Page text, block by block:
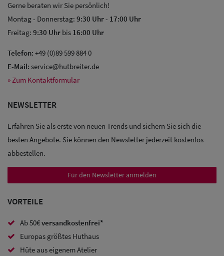
Sale: Caps
Sale:
Sale: Army
Caps
Sale: Caps
Gerne beraten wir Sie persönlich!
Montag - Donnerstag: 9:30 Uhr- 17:00 Uhr
Freitag: 9:30 Uhr bis 16:00 Uhr
Telefon: +49 (0)89 599 884 0
E-Mail: service@hutbreiter.de
» Zum Kontaktformular
NEWSLETTER
Erfahren Sie als erste von neuen Trends und sichern Sie sich die
besten Angebote. Sie können den Newsletter jederzeit kostenlos
abbestellen.
Für den Newsletter anmelden
VORTEILE
Ab 50€versandkostenfrei*
Europas größtes Huthaus
Hüte aus eigenem Atelier